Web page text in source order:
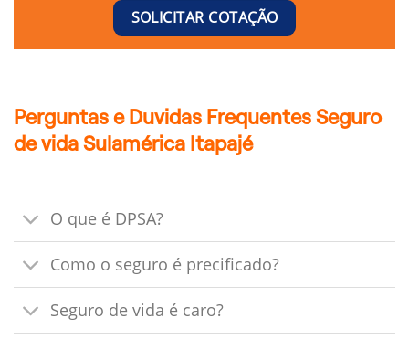
SOLICITAR COTAÇÃO
Perguntas e Duvidas Frequentes Seguro
de vida Sulamérica Itapajé
O que é DPSA?
Como o seguro é precificado?
Seguro de vida é caro?